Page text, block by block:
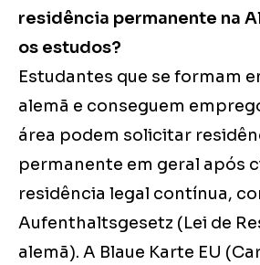
residência permanente na
os estudos?
Estudantes que se formam
alemã e conseguem
área podem solicitar
permanente em geral após
residência legal contínua,
Aufenthaltsgesetz (Lei de
alemã). A Blaue Karte EU